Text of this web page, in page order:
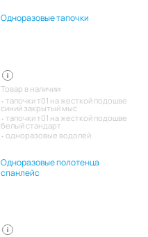
Одноразовые тапочки
Товар в наличии:
тапочки т01 на жесткой подошве
синий закрытый мыс
тапочки т01 на жесткой подошве
белый стандарт
одноразовые водолей
Одноразовые полотенца
спанлейс